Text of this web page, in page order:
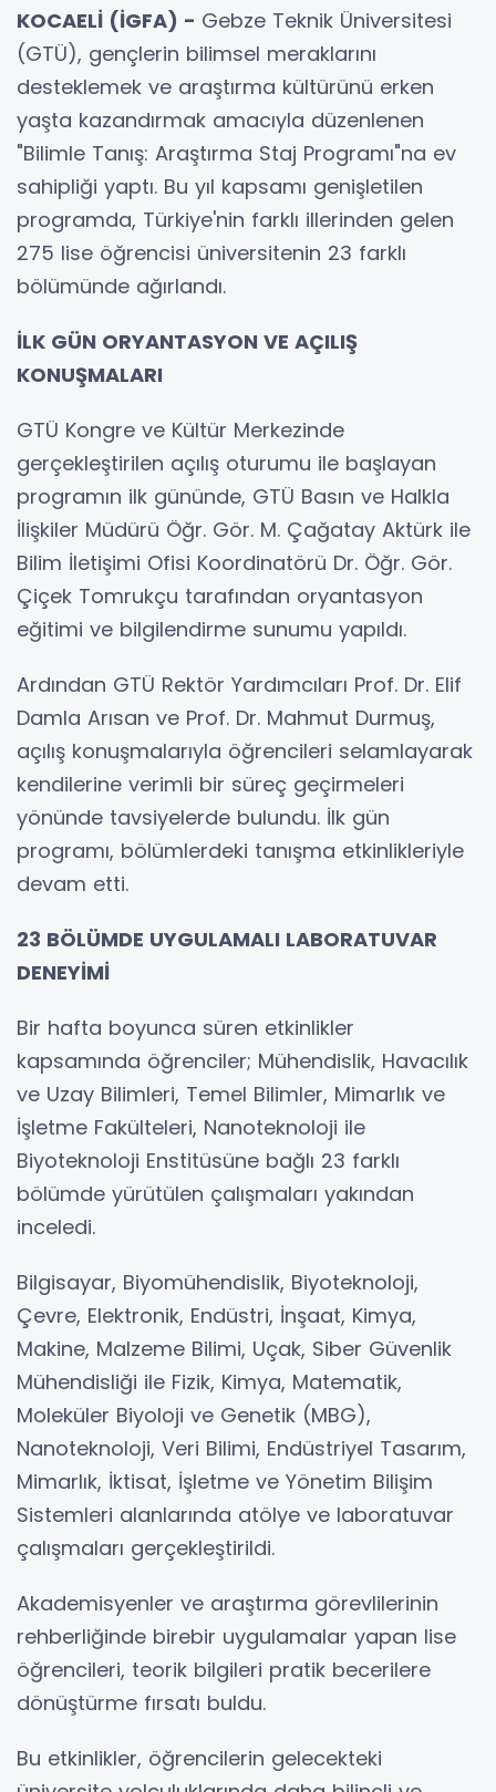
KOCAELİ (İGFA) - Gebze Teknik Üniversitesi
(GTÜ), gençlerin bilimsel meraklarını
desteklemek ve araştırma kültürünü erken
yaşta kazandırmak amacıyla düzenlenen
"Bilimle Tanış: Araştırma Staj Programı"na ev
sahipliği yaptı. Bu yıl kapsamı genişletilen
programda, Türkiye'nin farklı illerinden gelen
275 lise öğrencisi üniversitenin 23 farklı
bölümünde ağırlandı.
İLK GÜN ORYANTASYON VE AÇILIŞ
KONUŞMALARI
GTÜ Kongre ve Kültür Merkezinde
gerçekleştirilen açılış oturumu ile başlayan
programın ilk gününde, GTÜ Basın ve Halkla
İlişkiler Müdürü Öğr. Gör. M. Çağatay Aktürk ile
Bilim İletişimi Ofisi Koordinatörü Dr. Öğr. Gör.
Çiçek Tomrukçu tarafından oryantasyon
eğitimi ve bilgilendirme sunumu yapıldı.
Ardından GTÜ Rektör Yardımcıları Prof. Dr. Elif
Damla Arısan ve Prof. Dr. Mahmut Durmuş,
açılış konuşmalarıyla öğrencileri selamlayarak
kendilerine verimli bir süreç geçirmeleri
yönünde tavsiyelerde bulundu. İlk gün
programı, bölümlerdeki tanışma etkinlikleriyle
devam etti.
23 BÖLÜMDE UYGULAMALI LABORATUVAR
DENEYİMİ
Bir hafta boyunca süren etkinlikler
kapsamında öğrenciler; Mühendislik, Havacılık
ve Uzay Bilimleri, Temel Bilimler, Mimarlık ve
İşletme Fakülteleri, Nanoteknoloji ile
Biyoteknoloji Enstitüsüne bağlı 23 farklı
bölümde yürütülen çalışmaları yakından
inceledi.
Bilgisayar, Biyomühendislik, Biyoteknoloji,
Çevre, Elektronik, Endüstri, İnşaat, Kimya,
Makine, Malzeme Bilimi, Uçak, Siber Güvenlik
Mühendisliği ile Fizik, Kimya, Matematik,
Moleküler Biyoloji ve Genetik (MBG),
Nanoteknoloji, Veri Bilimi, Endüstriyel Tasarım,
Mimarlık, İktisat, İşletme ve Yönetim Bilişim
Sistemleri alanlarında atölye ve laboratuvar
çalışmaları gerçekleştirildi.
Akademisyenler ve araştırma görevlilerinin
rehberliğinde birebir uygulamalar yapan lise
öğrencileri, teorik bilgileri pratik becerilere
dönüştürme fırsatı buldu.
Bu etkinlikler, öğrencilerin gelecekteki